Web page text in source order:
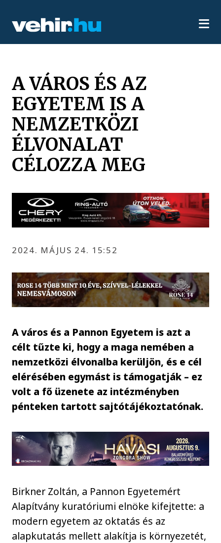
A VÁROS ÉS AZ
EGYETEM IS A
NEMZETKÖZI
ÉLVONALAT
CÉLOZZA MEG
2024. MÁJUS 24. 15:52
A város és a Pannon Egyetem is azt a
célt tűzte ki, hogy a maga nemében a
nemzetközi élvonalba kerüljön, és e cél
elérésében egymást is támogatják – ez
volt a fő üzenete az intézményben
pénteken tartott sajtótájékoztatónak.
Birkner Zoltán, a Pannon Egyetemért
Alapítvány kuratóriumi elnöke kifejtette: a
modern egyetem az oktatás és az
alapkutatás mellett alakítja is környezetét,